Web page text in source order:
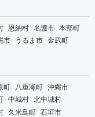
恩納村 名護市 本部町
市 うるま市 金武町
町 八重瀬町 沖縄市
中城村 北中城村
久米島町 石垣市